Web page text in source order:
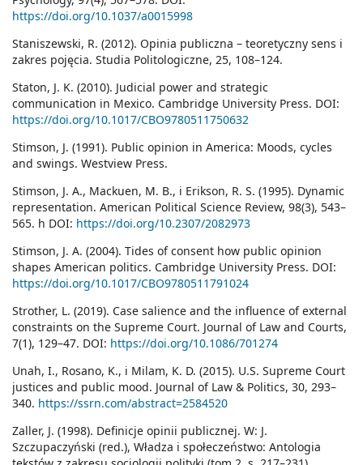
https://doi.org/10.1037/a0015998
Staniszewski, R. (2012). Opinia publiczna – teoretyczny sens i
zakres pojęcia. Studia Politologiczne, 25, 108–124.
Staton, J. K. (2010). Judicial power and strategic
communication in Mexico. Cambridge University Press. DOI:
https://doi.org/10.1017/CBO9780511750632
Stimson, J. (1991). Public opinion in America: Moods, cycles
and swings. Westview Press.
Stimson, J. A., Mackuen, M. B., i Erikson, R. S. (1995). Dynamic
representation. American Political Science Review, 98(3), 543–
565. h DOI: https://doi.org/10.2307/2082973
Stimson, J. A. (2004). Tides of consent how public opinion
shapes American politics. Cambridge University Press. DOI:
https://doi.org/10.1017/CBO9780511791024
Strother, L. (2019). Case salience and the influence of external
constraints on the Supreme Court. Journal of Law and Courts,
7(1), 129–47. DOI: https://doi.org/10.1086/701274
Unah, I., Rosano, K., i Milam, K. D. (2015). U.S. Supreme Court
justices and public mood. Journal of Law & Politics, 30, 293–
340. https://ssrn.com/abstract=2584520
Zaller, J. (1998). Definicje opinii publicznej. W: J.
Szczupaczyński (red.), Władza i społeczeństwo: Antologia